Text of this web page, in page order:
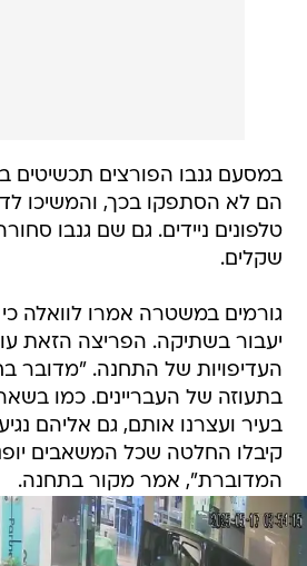
במסעם גנבו הפורצים תכשיטים
הם לא הסתפקו בכך, והמשיכו
טלפונים ניידים. גם שם גנבו
שקלים.
גורמים במשטרה אמרו לוואלה
יעבור בשתיקה. הפריצה הזאת
העדיפויות של התחנה. "מדובר
בתעוזה של העבריינים. כמו
בעיר ועצרנו אותם, גם אליהם
קיבלו החלטה שכל המשאבים
המדוברת", אמר מקור בתחנה.